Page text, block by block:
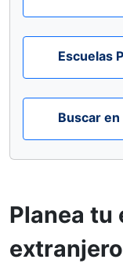
Escuelas
Buscar en
Planea tu